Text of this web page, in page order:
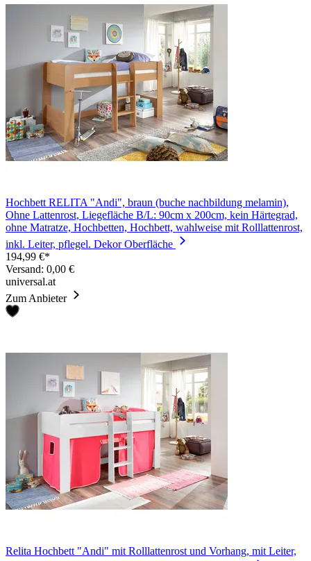
Hochbett RELITA "Andi", braun (buche nachbildung melamin),
Ohne Lattenrost, Liegefläche B/L: 90cm x 200cm, kein Härtegrad,
ohne Matratze, Hochbetten, Hochbett, wahlweise mit Rolllattenrost,
inkl. Leiter, pflegel. Dekor Oberfläche
194,99 €*
Versand: 0,00 €
universal.at
Zum Anbieter
Relita Hochbett "Andi" mit Rolllattenrost und Vorhang, mit Leiter,